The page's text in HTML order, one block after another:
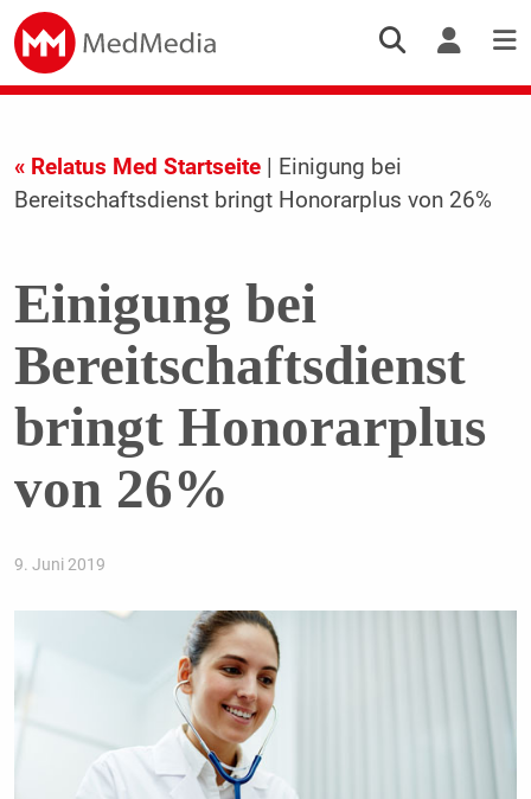
« Relatus Med Startseite| Einigung bei
Bereitschaftsdienst bringt Honorarplus von 26%
Einigung bei
Bereitschaftsdienst
bringt Honorarplus
von 26%
9. Juni 2019